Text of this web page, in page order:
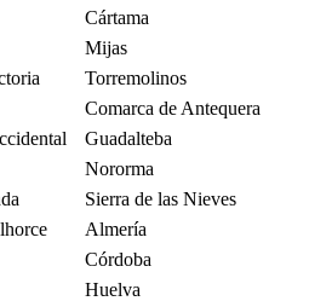
Cártama
Mijas
Torremolinos
Comarca de Antequera
Guadalteba
Nororma
Sierra de las Nieves
Almería
Córdoba
Huelva